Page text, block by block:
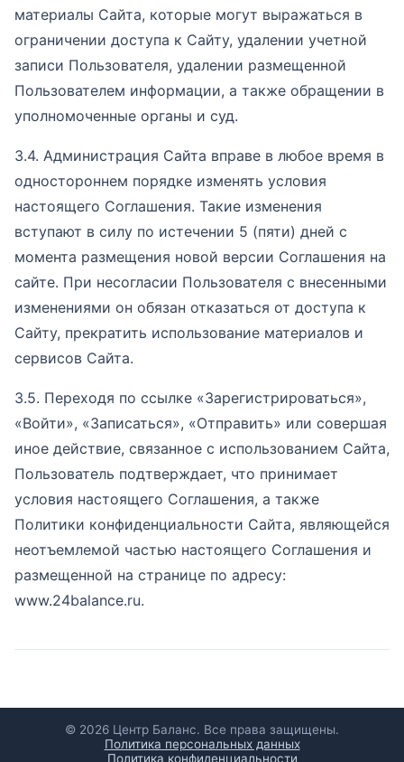
материалы Сайта, которые могут выражаться в
ограничении доступа к Сайту, удалении учетной
записи Пользователя, удалении размещенной
Пользователем информации, а также обращении в
уполномоченные органы и суд.
3.4. Администрация Сайта вправе в любое время в
одностороннем порядке изменять условия
настоящего Соглашения. Такие изменения
вступают в силу по истечении 5 (пяти) дней с
момента размещения новой версии Соглашения на
сайте. При несогласии Пользователя с внесенными
изменениями он обязан отказаться от доступа к
Сайту, прекратить использование материалов и
сервисов Сайта.
3.5. Переходя по ссылке «Зарегистрироваться»,
«Войти», «Записаться», «Отправить» или совершая
иное действие, связанное с использованием Сайта,
Пользователь подтверждает, что принимает
условия настоящего Соглашения, а также
Политики конфиденциальности Сайта, являющейся
неотъемлемой частью настоящего Соглашения и
размещенной на странице по адресу:
www.24balance.ru.
© 2026 Центр Баланс. Все права защищены.
Политика персональных данных
Политика конфиденциальности